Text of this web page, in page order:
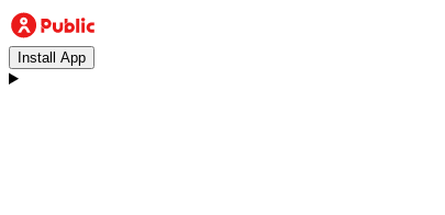
Install App